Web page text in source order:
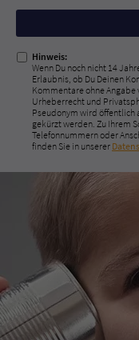
Nicht
ausfüllen!
Hinweis:
Wenn Du noch nicht 14
Erlaubnis, ob Du Deinen
Kommentare ohne Angabe
Urheberrecht und
Pseudonym wird öffentlich
gekürzt werden. Zu Ihrem
Telefonnummern oder
finden Sie in unserer